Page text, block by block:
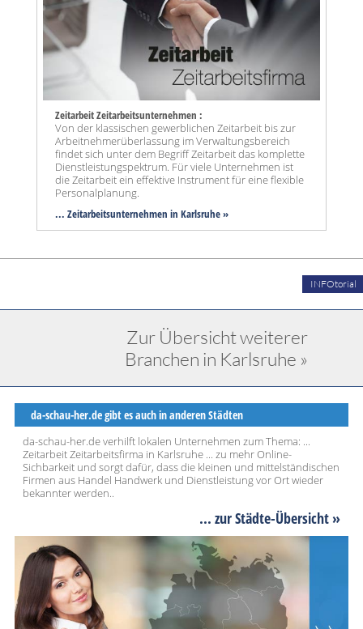
Zeitarbeit Zeitarbeitsunternehmen :
Von der klassischen gewerblichen Zeitarbeit bis zur
Arbeitnehmerüberlassung im Verwaltungsbereich
findet sich unter dem Begriff Zeitarbeit das komplette
Dienstleistungspektrum. Für viele Unternehmen ist
die Zeitarbeit ein effektive Instrument für eine flexible
Personalplanung.
... Zeitarbeitsunternehmen in Karlsruhe »
INFOtorial
Zur Übersicht weiterer
Branchen in Karlsruhe »
da-schau-her.de gibt es auch in anderen Städten
da-schau-her.de verhilft lokalen Unternehmen zum Thema: ...
Zeitarbeit Zeitarbeitsfirma in Karlsruhe ... zu mehr Online-
Sichbarkeit und sorgt dafür, dass die kleinen und mittelständischen
Firmen aus Handel Handwerk und Dienstleistung vor Ort wieder
bekannter werden..
... zur Städte-Übersicht »